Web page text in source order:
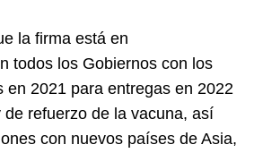
la firma está en
todos los Gobiernos con los
en 2021 para entregas en 2022
refuerzo de la vacuna, así
con nuevos países de Asia,